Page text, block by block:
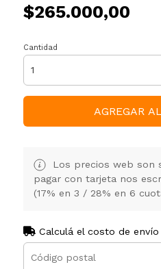
$265.000,00
Cantidad
AGREGAR
Los precios web son
pagar con tarjeta nos
(17% en 3 / 28% en 6
Calculá el costo de envío